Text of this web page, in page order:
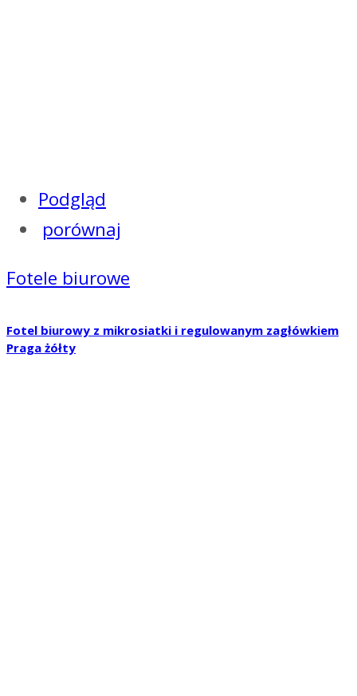
Podgląd
porównaj
Fotele biurowe
Fotel biurowy z mikrosiatki i regulowanym zagłówkiem
Praga żółty